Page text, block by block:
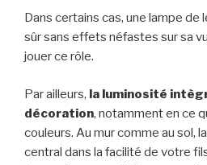
Dans certains cas, une lampe de
sûr sans effets néfastes sur sa
jouer ce rôle.
Par ailleurs, la luminosité
décoration, notamment en ce
couleurs. Au mur comme au sol,
central dans la facilité de votre